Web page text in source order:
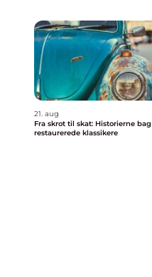
21. aug
Fra skrot til skat: Historierne bag
restaurerede klassikere